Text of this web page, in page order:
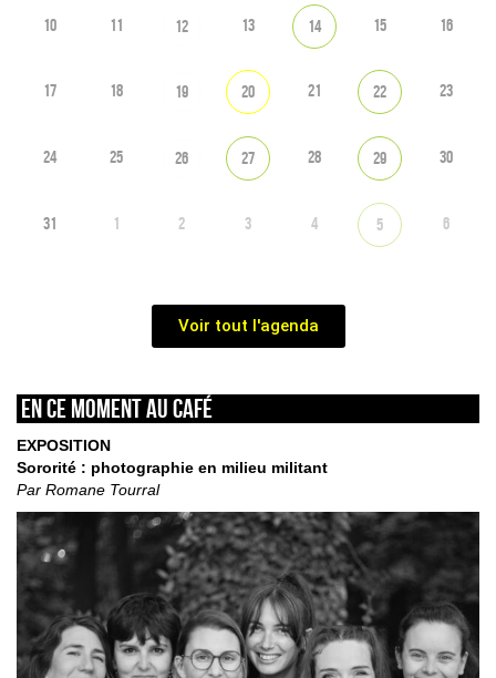
10 11 12 13 14 15 16
17 18 19 20 21 22 23
24 25 26 27 28 29 30
31 1 2 3 4 5 6
Voir tout l'agenda
En ce moment au café
EXPOSITION
Sororité : photographie en milieu militant
Par Romane Tourral